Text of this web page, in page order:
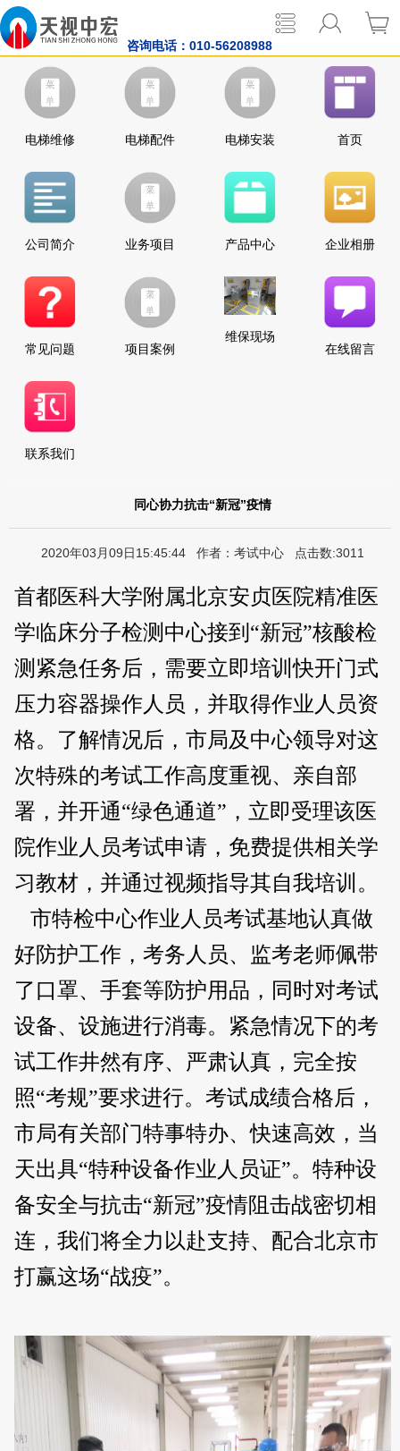
咨询电话： 010-56208988
电梯维修 电梯配件 电梯安装 首页
公司简介 业务项目 产品中心 企业相册
常见问题 项目案例
维保现场
在线留言
联系我们
同心协力抗击“新冠”疫情
2020年03月09日15:45:44 作者：考试中心 点击数:3011
首都医科大学附属北京安贞医院精准医
学临床分子检测中心接到“新冠”核酸检
测紧急任务后，需要立即培训快开门式
压力容器操作人员，并取得作业人员资
格。了解情况后，市局及中心领导对这
次特殊的考试工作高度重视、亲自部
署，并开通“绿色通道”，立即受理该医
院作业人员考试申请，免费提供相关学
习教材，并通过视频指导其自我培训。
市特检中心作业人员考试基地认真做
好防护工作，考务人员、监考老师佩带
了口罩、手套等防护用品，同时对考试
设备、设施进行消毒。紧急情况下的考
试工作井然有序、严肃认真，完全按
照“考规”要求进行。考试成绩合格后，
市局有关部门特事特办、快速高效，当
天出具“特种设备作业人员证”。特种设
备安全与抗击“新冠”疫情阻击战密切相
连，我们将全力以赴支持、配合北京市
打赢这场“战疫”。